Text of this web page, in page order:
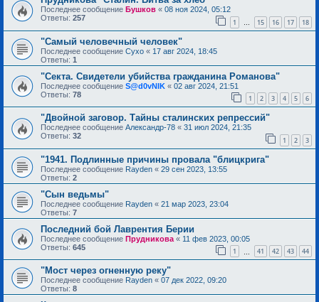
Последнее сообщение Бушков « 08 ноя 2024, 05:12
Ответы: 257 1 … 15 16 17 18
"Самый человечный человек"
Последнее сообщение Сухо « 17 авг 2024, 18:45
Ответы: 1
"Секта. Свидетели убийства гражданина Романова"
Последнее сообщение S@d0vNIK « 02 авг 2024, 21:51
Ответы: 78 1 2 3 4 5 6
"Двойной заговор. Тайны сталинских репрессий"
Последнее сообщение Александр-78 « 31 июл 2024, 21:35
Ответы: 32 1 2 3
"1941. Подлинные причины провала "блицкрига"
Последнее сообщение Rayden « 29 сен 2023, 13:55
Ответы: 2
"Сын ведьмы"
Последнее сообщение Rayden « 21 мар 2023, 23:04
Ответы: 7
Последний бой Лаврентия Берии
Последнее сообщение Прудникова « 11 фев 2023, 00:05
Ответы: 645 1 41 42 43 44
"Мост через огненную реку"
Последнее сообщение Rayden « 07 дек 2022, 09:20
Ответы: 8